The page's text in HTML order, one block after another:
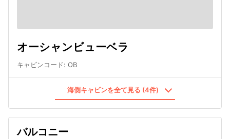
オーシャンビューベラ
キャビンコード: OB
海側キャビンを全て見る (4件)
バルコニー